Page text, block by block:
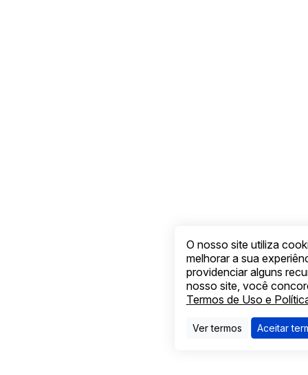
O nosso site utiliza
melhorar a sua
providenciar alguns
nosso site, você
Termos de Uso e
Ver termos Aceitar